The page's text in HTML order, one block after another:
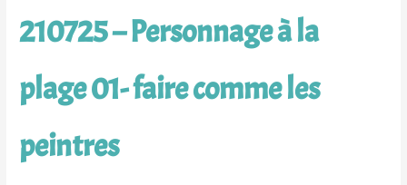
210725 – Personnage à la
plage 01- faire comme les
peintres